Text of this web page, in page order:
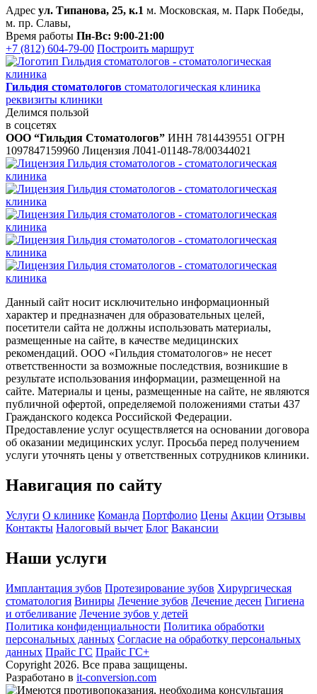
Адрес ул. Типанова, 25, к.1 м. Московская, м. Парк Победы,
м. пр. Славы,
Время работы Пн-Вс: 9:00-21:00
+7 (812) 604-79-00 Построить маршрут
Гильдия стоматологов стоматологическая клиника
реквизиты клиники
Делимся пользой
в соцсетях
ООО “Гильдия Стоматологов” ИНН 7814439551 ОГРН
1097847159960 Лицензия Л041-01148-78/00344021
Данный сайт носит исключительно информационный
характер и предназначен для образовательных целей,
посетители сайта не должны использовать материалы,
размещенные на сайте, в качестве медицинских
рекомендаций. ООО «Гильдия стоматологов» не несет
ответственности за возможные последствия, возникшие в
результате использования информации, размещенной на
сайте. Материалы и цены, размещенные на сайте, не являются
публичной офертой, определяемой положениями статьи 437
Гражданского кодекса Российской Федерации.
Предоставление услуг осуществляется на основании договора
об оказании медицинских услуг. Просьба перед получением
услуги уточнять цены у ответственных сотрудников клиники.
Навигация по сайту
Услуги О клинике Команда Портфолио Цены Акции Отзывы
Контакты Налоговый вычет Блог Вакансии
Наши услуги
Имплантация зубов Протезирование зубов Хирургическая
стоматология Виниры Лечение зубов Лечение десен Гигиена
и отбеливание Лечение зубов у детей
Политика конфиденциальности Политика обработки
персональных данных Согласие на обработку персональных
данных Прайс ГС Прайс ГС+
Copyright 2026. Все права защищены.
Разработано в it-conversion.com